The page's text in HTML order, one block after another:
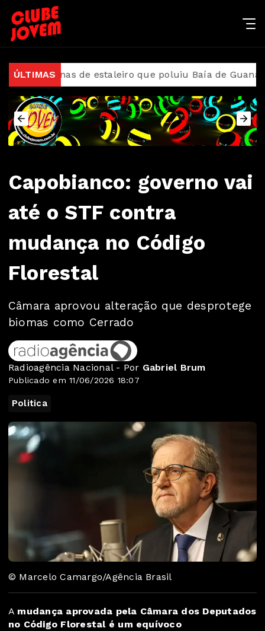
ÚLTIMAS
donas de estaleiro que poluiu Baía de Guanabara
Capobianco: governo vai
até o STF contra
mudança no Código
Florestal
Câmara aprovou alteração que desprotege
biomas como Cerrado
Radioagência Nacional - Por Gabriel Brum
Publicado em 11/06/2026 18:07
Politica
© Marcelo Camargo/Agência Brasil
A mudança aprovada pela Câmara dos Deputados
no Código Florestal é um equívoco